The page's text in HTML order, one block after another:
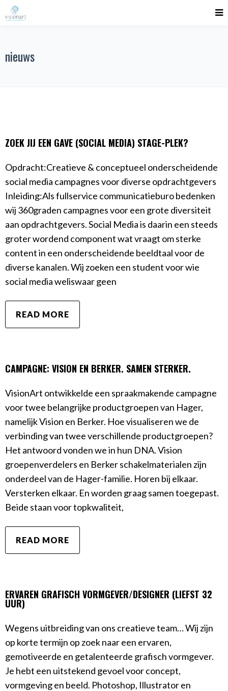
nieuws
ZOEK JIJ EEN GAVE (SOCIAL MEDIA) STAGE-PLEK?
Opdracht:Creatieve & conceptueel onderscheidende
social media campagnes voor diverse opdrachtgevers
Inleiding:Als fullservice communicatieburo bedenken
wij 360graden campagnes voor een grote diversiteit
aan opdrachtgevers. Social Media is daarin een steeds
groter wordend component wat vraagt om sterke
content in een onderscheidende beeldtaal voor de
diverse kanalen. Wij zoeken een student voor wie
social media weliswaar geen
READ MORE
CAMPAGNE: VISION EN BERKER. SAMEN STERKER.
VisionArt ontwikkelde een spraakmakende campagne
voor twee belangrijke productgroepen van Hager,
namelijk Vision en Berker. Hoe visualiseren we de
verbinding van twee verschillende productgroepen?
Het antwoord vonden we in hun DNA. Vision
groepenverdelers en Berker schakelmaterialen zijn
onderdeel van de Hager-familie. Horen bij elkaar.
Versterken elkaar. En worden graag samen toegepast.
Beide staan voor topkwaliteit,
READ MORE
ERVAREN GRAFISCH VORMGEVER/DESIGNER (LIEFST 32
UUR)
Wegens uitbreiding van ons creatieve team… Wij zijn
op korte termijn op zoek naar een ervaren,
gemotiveerde en getalenteerde grafisch vormgever.
Je hebt een uitstekend gevoel voor concept,
vormgeving en beeld. Photoshop, Illustrator en